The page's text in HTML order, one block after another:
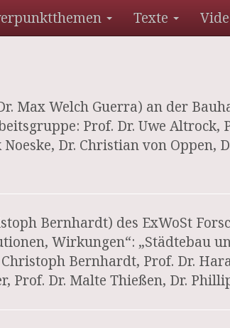
Texte
Max Welch Guerra) an der
Prof. Dr. Uwe Altrock,
Dr. Christian von Oppen,
Bernhardt) des ExWoSt
Wirkungen“: „Städtebau
Bernhardt, Prof. Dr.
Prof. Dr. Malte Thießen, Dr.